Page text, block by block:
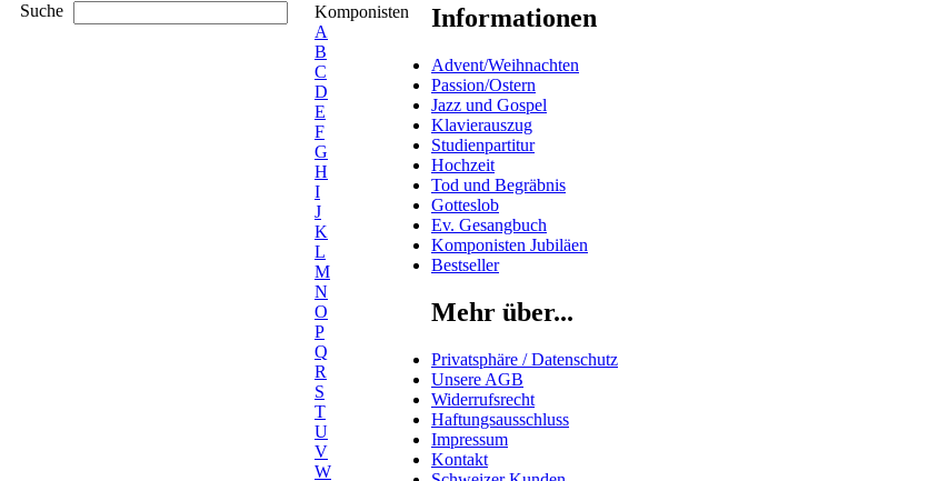
Suche
Komponisten
A
B
C
D
E
F
G
H
I
J
K
L
M
N
O
P
Q
R
S
T
U
V
W
Informationen
Advent/Weihnachten
Passion/Ostern
Jazz und Gospel
Klavierauszug
Studienpartitur
Hochzeit
Tod und Begräbnis
Gotteslob
Ev. Gesangbuch
Komponisten Jubiläen
Bestseller
Mehr über...
Privatsphäre / Datenschutz
Unsere AGB
Widerrufsrecht
Haftungsausschluss
Impressum
Kontakt